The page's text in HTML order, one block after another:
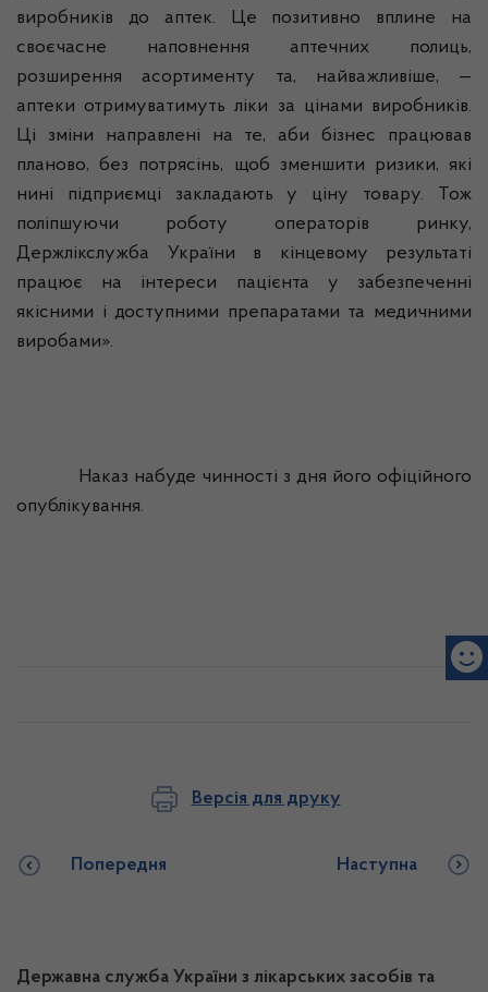
виробників до аптек. Це позитивно вплине на
своєчасне наповнення аптечних полиць,
розширення асортименту та, найважливіше, —
аптеки отримуватимуть ліки за цінами виробників.
Ці зміни направлені на те, аби бізнес працював
планово, без потрясінь, щоб зменшити ризики, які
нині підприємці закладають у ціну товару. Тож
поліпшуючи роботу операторів ринку,
Держлікслужба України в кінцевому результаті
працює на інтереси пацієнта у забезпеченні
якісними і доступними препаратами та медичними
виробами».
Наказ набуде чинності з дня його офіційного
опублікування.
Версія для друку
Попередня Наступна
Державна служба України з лікарських засобів та